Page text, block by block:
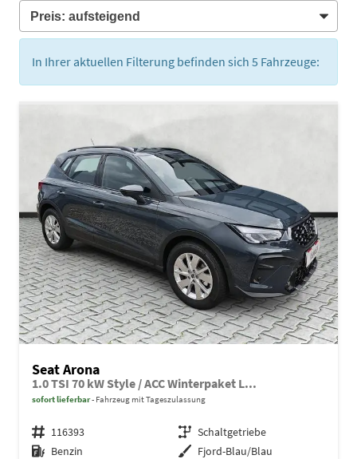
In Ihrer aktuellen Filterung befinden sich 5 Fahrzeuge:
Seat Arona
1.0 TSI 70 kW Style / ACC Winterpaket L...
sofort lieferbar Fahrzeug mit Tageszulassung
Fahrzeugnr. 116393 Getriebe Schaltgetriebe
Kraftstoff Benzin Außenfarbe Fjord-Blau/Blau